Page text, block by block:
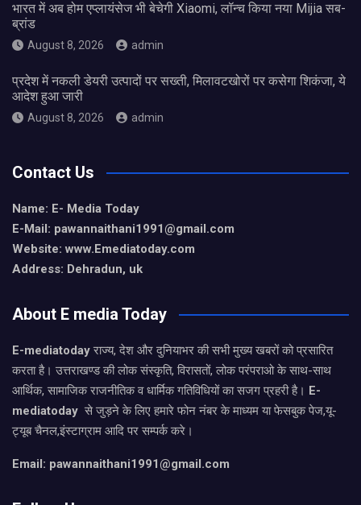
भारत में अब होम एप्लायंसेज भी बेचेगी Xiaomi, लॉन्च किया नया Mijia सब-
ब्रांड
August 8, 2026 admin
प्रदेश में नकली डेयरी उत्पादों पर सख्ती, मिलावटखोरों पर कसेगा शिकंजा, ये
आदेश हुआ जारी
August 8, 2026 admin
Contact Us
Name: E- Media Today
E-Mail: pawannaithani1991@gmail.com
Website: www.Emediatoday.com
Address: Dehradun, uk
About E media Today
E-mediatodayराज्य, देश और दुनियाभर की सभी मुख्य खबरों को प्रसारित
करता है। उत्तराखण्ड की लोक संस्कृति, विरासतों, लोक परंपराओ के साथ-साथ
आर्थिक, सामाजिक राजनीतिक व धार्मिक गतिविधियों का सजग प्रहरी है। E-
mediatoday से जुड़ने के लिए हमारे फोन नंबर के माध्यम या फेसबुक पेज,यू-
ट्यूब चैनल,इंस्टाग्राम आदि पर सम्पर्क करे।
Email: pawannaithani1991@gmail.com